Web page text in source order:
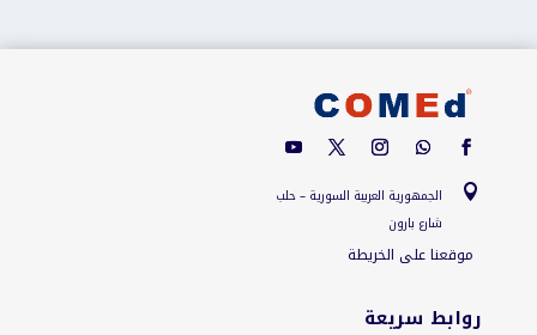

الجمهورية العربية السورية – حلب
شارع بارون
موقعنا على الخريطة
روابط سريعة